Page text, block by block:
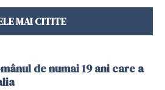
MAI CITITE
de numai 19 ani care a